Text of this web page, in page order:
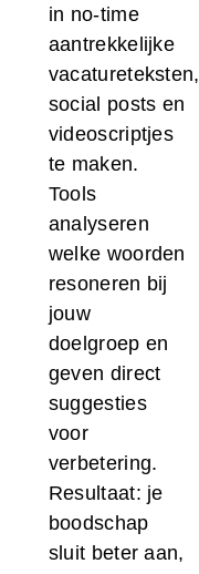
in no-time
aantrekkelijke
vacatureteksten,
social posts en
video­scriptjes
te maken.
Tools
analyseren
welke woorden
resoneren bij
jouw
doelgroep en
geven direct
suggesties
voor
verbetering.
Resultaat: je
boodschap
sluit beter aan,